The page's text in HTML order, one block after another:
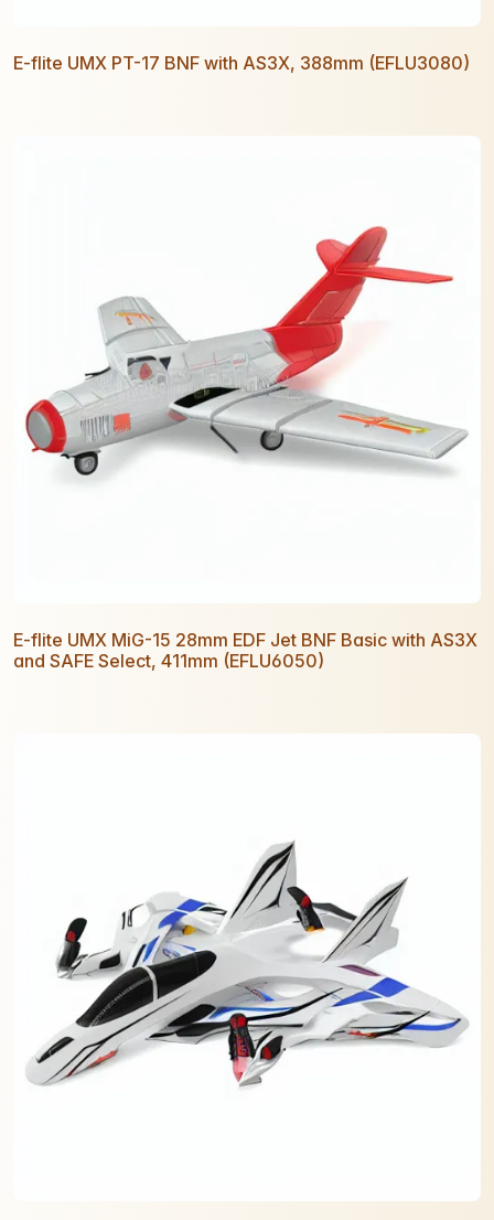
E-flite UMX PT-17 BNF with AS3X, 388mm (EFLU3080)
E-flite UMX MiG-15 28mm EDF Jet BNF Basic with AS3X
and SAFE Select, 411mm (EFLU6050)